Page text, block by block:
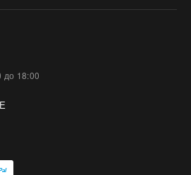
до 18:00